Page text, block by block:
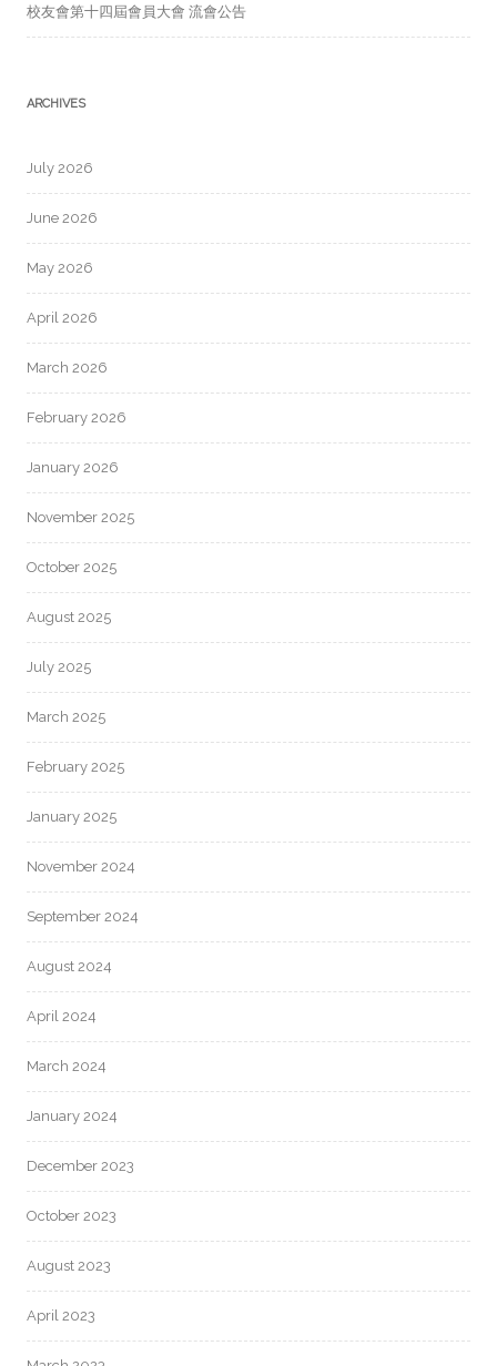
校友會第十四屆會員大會 流會公告
ARCHIVES
July 2026
June 2026
May 2026
April 2026
March 2026
February 2026
January 2026
November 2025
October 2025
August 2025
July 2025
March 2025
February 2025
January 2025
November 2024
September 2024
August 2024
April 2024
March 2024
January 2024
December 2023
October 2023
August 2023
April 2023